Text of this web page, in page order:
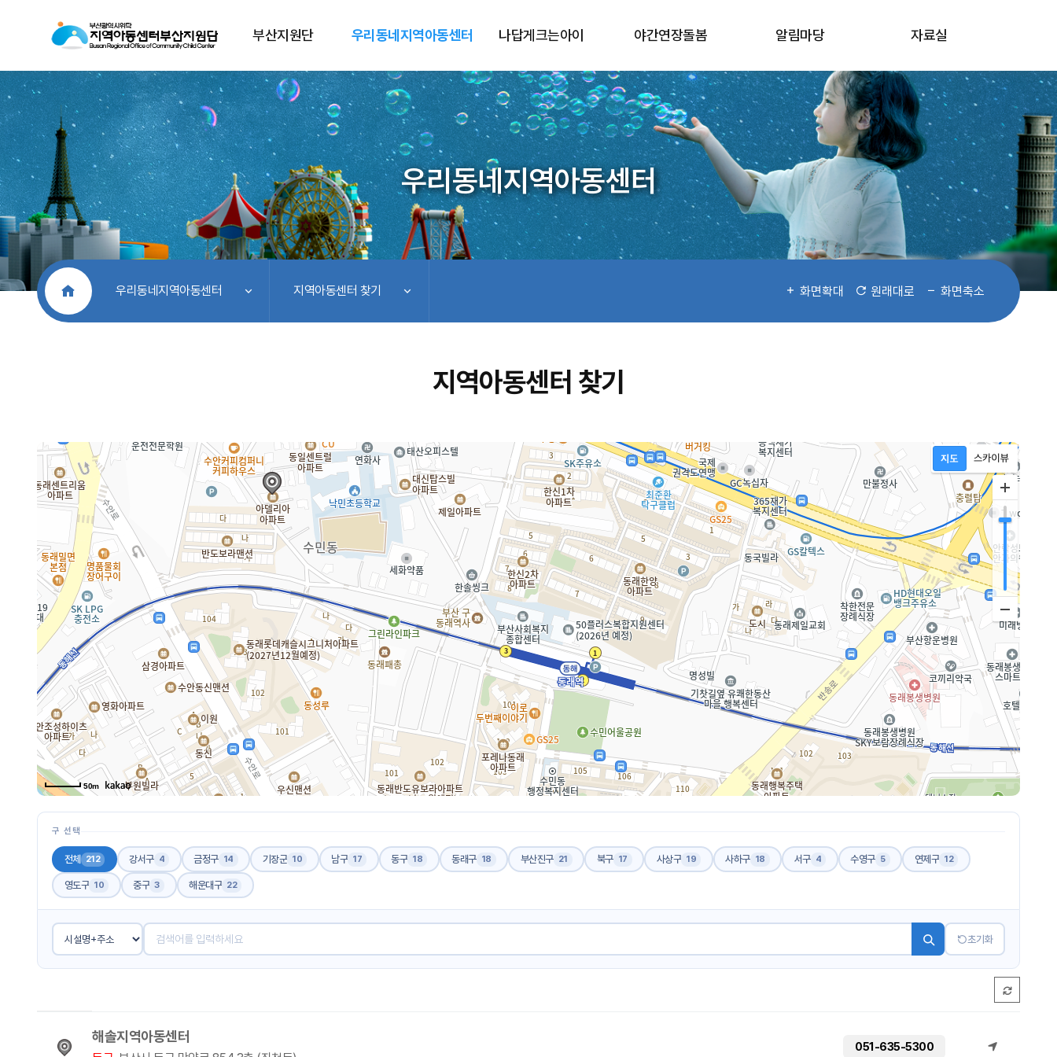
부산지원단 우리동네지역아동센터 나답게크는아이 야간연장돌봄 알림마당 자료실
우리동네지역아동센터
처음으로우리동네지역아동센터 지역아동센터 찾기 화면확대 원래대로 화면축소
지역아동센터 찾기
50m
구 선택
전체 212 강서구 4 금정구 14 기장군 10 남구 17 동구 18 동래구 18 부산진구 21 북구 17 사상구 19 사하구 18 서구 4 수영구 5 연제구 12
영도구 10 중구 3 해운대구 22
초기화
해솔지역아동센터
051-635-5300